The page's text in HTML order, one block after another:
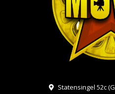
Statensingel 52c